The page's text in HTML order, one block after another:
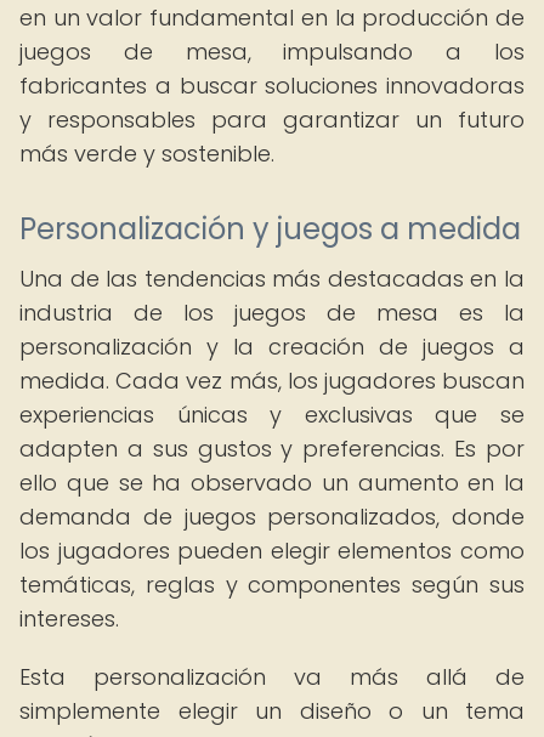
en un valor fundamental en la producción de
juegos de mesa, impulsando a los
fabricantes a buscar soluciones innovadoras
y responsables para garantizar un futuro
más verde y sostenible.
Personalización y juegos a medida
Una de las tendencias más destacadas en la
industria de los juegos de mesa es la
personalización y la creación de juegos a
medida. Cada vez más, los jugadores buscan
experiencias únicas y exclusivas que se
adapten a sus gustos y preferencias. Es por
ello que se ha observado un aumento en la
demanda de juegos personalizados, donde
los jugadores pueden elegir elementos como
temáticas, reglas y componentes según sus
intereses.
Esta personalización va más allá de
simplemente elegir un diseño o un tema